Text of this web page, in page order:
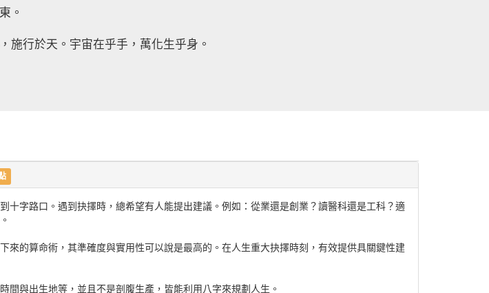
。
施行於天。宇宙在乎手，萬化生乎身。
十字路口。遇到抉擇時，總希望有人能提出建議。例如：從業還是創業？讀醫科還是工科？適
來的算命術，其準確度與實用性可以說是最高的。在人生重大抉擇時刻，有效提供具關鍵性建
間與出生地等，並且不是剖腹生產，皆能利用八字來規劃人生。